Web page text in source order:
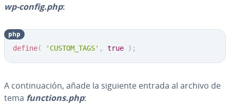
wp-config.php:
define( 'CUSTOM_TAGS' , true ) ;
php
A co­n­ti­nua­ción, añade la siguiente entrada al archivo de
tema functions.php: